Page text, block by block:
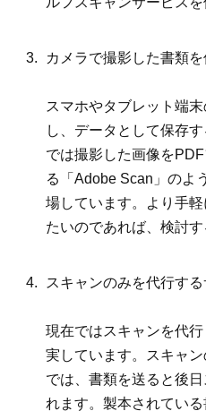
カメラで撮影した書類
スマホやタブレット端
し、データとして保存
では撮影した画像を
る「Adobe Scan」のよ
場しています。より手
たいのであれば、検討
スキャンのみを代行す
現在ではスキャンを代
実しています。スキャ
では、書類を送ると後
れます。製本されてい